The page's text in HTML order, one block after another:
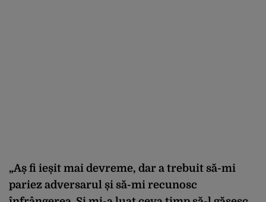
„Aș fi ieșit mai devreme, dar a trebuit să-mi
pariez adversarul și să-mi recunosc